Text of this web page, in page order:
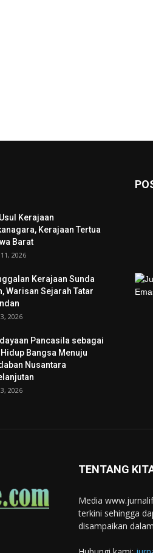
Kerajaan
Kerajaan Tertua
Barat
2026
Kerajaan Sunda
Warisan Sejarah Tatar
2026
Pancasila sebagai
Hidup Bangsa Menuju
Nusantara
2026
TENTANG
Media
terkini sehingga
disampaikan